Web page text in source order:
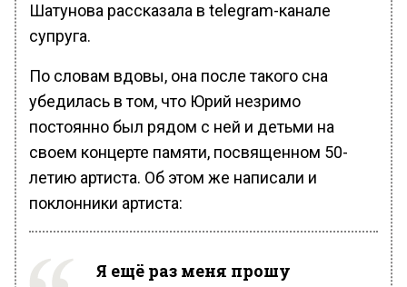
Шатунова рассказала в telegram-канале
супруга.
По словам вдовы, она после такого сна
убедилась в том, что Юрий незримо
постоянно был рядом с ней и детьми на
своем концерте памяти, посвященном 50-
летию артиста. Об этом же написали и
поклонники артиста:
Я ещё раз меня прошу